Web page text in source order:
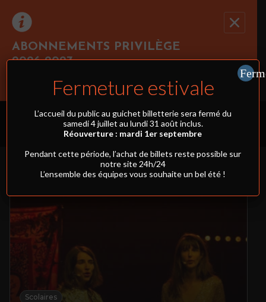
ABONNEMENTS PRIVILÈGE
2026-2027
simultanément et profiter du tarif abonnement !
FILTRES
Scolaires
Fermeture estivale
L’accueil du public au guichet billetterie sera fermé du
samedi 4 juillet au lundi 31 août inclus.
Réouverture : mardi 1er septembre
Pendant cette période, l’achat de billets reste possible sur
notre site 24h/24
L’ensemble des équipes vous souhaite un bel été !